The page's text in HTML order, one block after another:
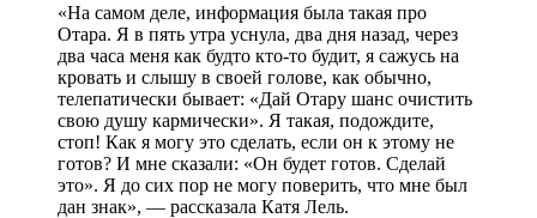
«На самом деле, информация была такая про
Отара. Я в пять утра уснула, два дня назад, через
два часа меня как будто кто-то будит, я сажусь на
кровать и слышу в своей голове, как обычно,
телепатически бывает: «Дай Отару шанс очистить
свою душу кармически». Я такая, подождите,
стоп! Как я могу это сделать, если он к этому не
готов? И мне сказали: «Он будет готов. Сделай
это». Я до сих пор не могу поверить, что мне был
дан знак», — рассказала Катя Лель.